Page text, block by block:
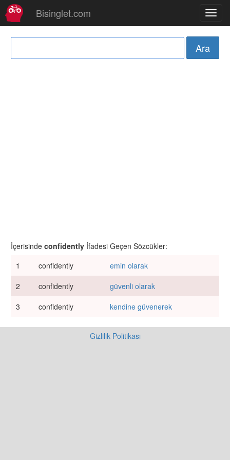
Bisinglet.com
İçerisinde confidently İfadesi Geçen Sözcükler:
1
confidently
emin olarak
2
confidently
güvenli olarak
3
confidently kendine güvenerek
Gizlilik Politikası